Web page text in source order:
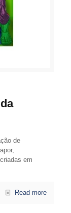
de
em
Read more